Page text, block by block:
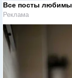
Все посты
Реклама